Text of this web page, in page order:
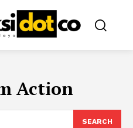
Action
SEARCH